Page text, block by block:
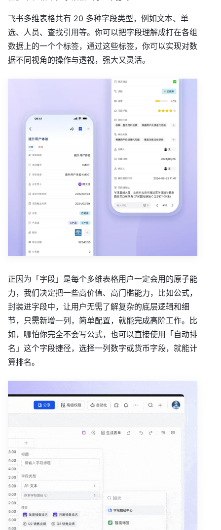
飞书多维表格共有 20 多种字段类型，例如文本、单
选、人员、查找引用等。你可以把字段理解成打在各组
数据上的一个个标签，通过这些标签，你可以实现对数
据不同视角的操作与透视，强大又灵活。
正因为「字段」是每个多维表格用户一定会用的原子能
力，我们决定把一些高价值、高门槛能力，比如公式，
封装进字段中，让用户无需了解复杂的底层逻辑和细
节，只需新增一列，简单配置，就能完成高阶工作。比
如，哪怕你完全不会写公式，也可以直接使用「自动排
名」这个字段捷径，选择一列数字或货币字段，就能计
算排名。